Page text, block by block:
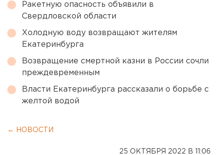
Ракетную опасность объявили в
Свердловской области
Холодную воду возвращают жителям
Екатеринбурга
Возвращение смертной казни в России сочли
преждевременным
Власти Екатеринбурга рассказали о борьбе с
желтой водой
← НОВОСТИ
25 ОКТЯБРЯ 2022 В 11:06